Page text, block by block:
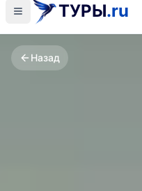
ТУРЫ.ru
Назад